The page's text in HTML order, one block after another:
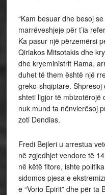
“Kam besuar dhe besoj
marrëveshjeje për t’ia
Ka pasur një përzemërsi
Qiriakos Mitsotakis dhe
dhe kryeministrit Rama,
duhet të them është një
greko-shqiptare.
shteti ligjor të mbizotërojë
nuk mund ta nënvlerësoj
zoti Dendias.
Fredi Bejleri u arrestua
në zgjedhjet vendore të
në këtë fitore, ishte
sidomos pjesa e
e “Vorio Epirit” dhe për